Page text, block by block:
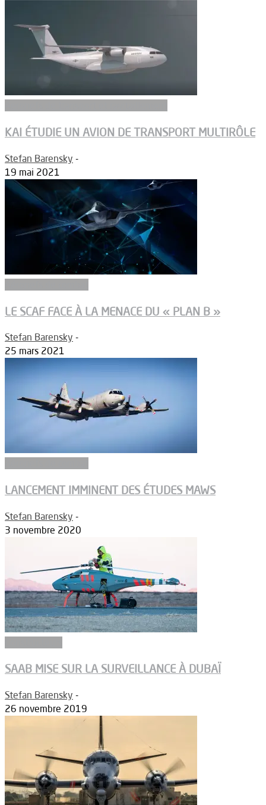
KAI ÉTUDIE UN AVION DE TRANSPORT MULTIRÔLE
Stefan Barensky -
19 mai 2021
LE SCAF FACE À LA MENACE DU « PLAN B »
Stefan Barensky -
25 mars 2021
LANCEMENT IMMINENT DES ÉTUDES MAWS
Stefan Barensky -
3 novembre 2020
SAAB MISE SUR LA SURVEILLANCE À DUBAÏ
Stefan Barensky -
26 novembre 2019